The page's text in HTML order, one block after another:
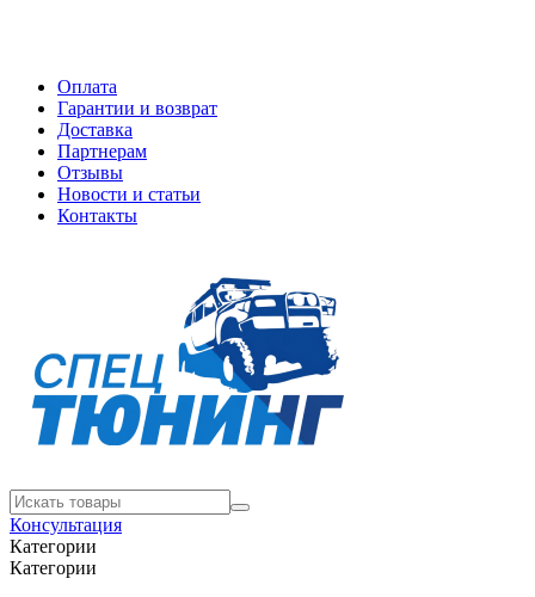
Оплата
Гарантии и возврат
Доставка
Партнерам
Отзывы
Новости и статьи
Контакты
Консультация
Категории
Категории